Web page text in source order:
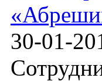
30-01-